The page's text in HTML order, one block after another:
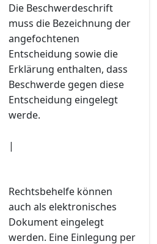
Die Beschwerdeschrift
muss die Bezeichnung der
angefochtenen
Entscheidung sowie die
Erklärung enthalten, dass
Beschwerde gegen diese
Entscheidung eingelegt
werde.
|
Rechtsbehelfe können
auch als elektronisches
Dokument eingelegt
werden. Eine Einlegung per